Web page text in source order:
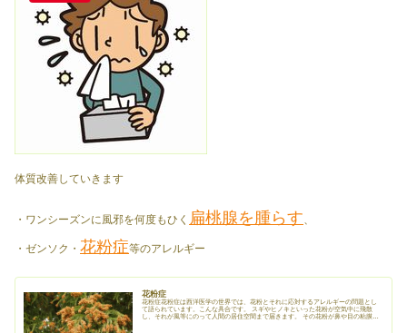
体質改善していきます
・ワンシーズンに風邪を何度もひく 扁桃腺を腫らす、
・ゼンソク・ 花粉症等のアレルギー
花粉症
花粉症花粉症は西洋医学の世界では、花粉とそれに応対するアレルギーの問題とし
て語られています。こんな具合です。 スギやヒノキといった花粉が空気中に飛散
し、それが風等にのって人間の居住空間まで届きます。 その花粉が鼻や目の粘膜に